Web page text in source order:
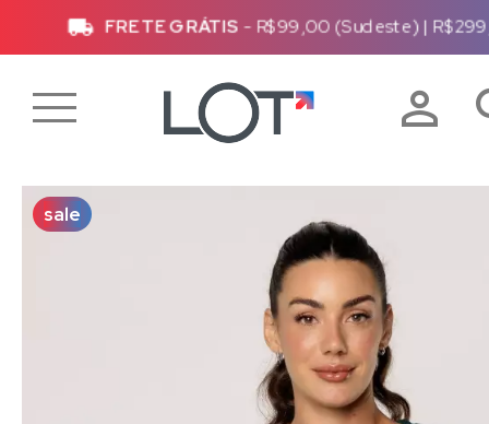
FRETE GRÁTIS- R$99,00 (Sudeste)|
sale